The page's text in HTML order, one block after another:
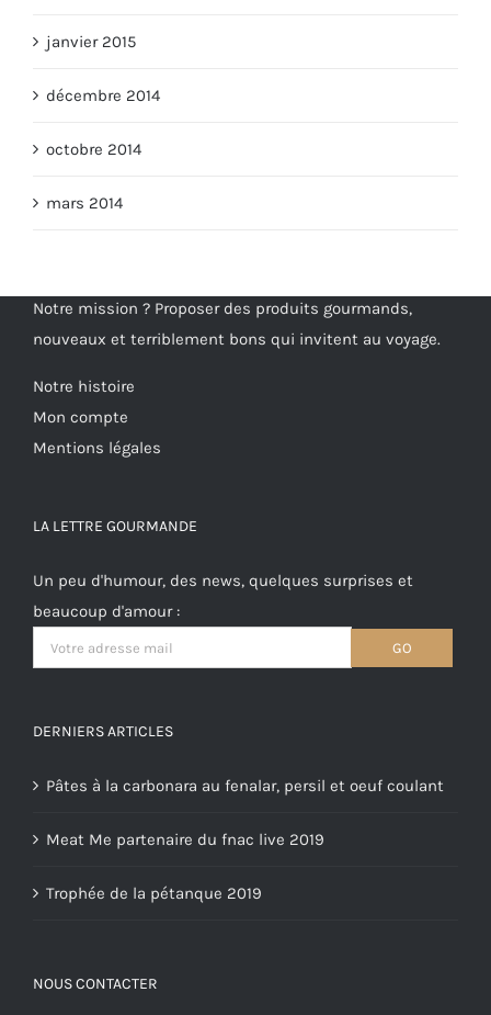
janvier 2015
décembre 2014
octobre 2014
mars 2014
Notre mission ? Proposer des produits gourmands,
nouveaux et terriblement bons qui invitent au voyage.
Notre histoire
Mon compte
Mentions légales
LA LETTRE GOURMANDE
Un peu d'humour, des news, quelques surprises et
beaucoup d'amour :
DERNIERS ARTICLES
Pâtes à la carbonara au fenalar, persil et oeuf coulant
Meat Me partenaire du fnac live 2019
Trophée de la pétanque 2019
NOUS CONTACTER